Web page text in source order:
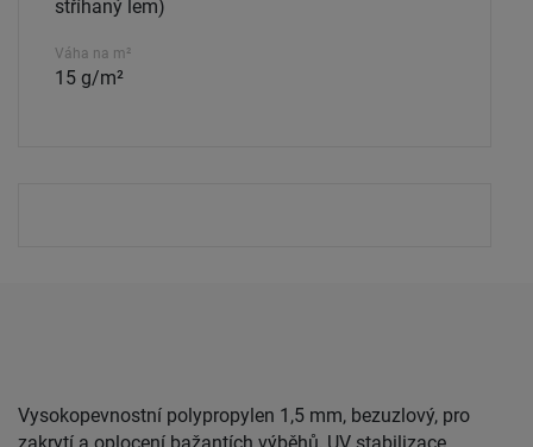
stříhaný lem)
Váha na m²
15 g/m²
Vysokopevnostní polypropylen 1,5 mm, bezuzlový, pro